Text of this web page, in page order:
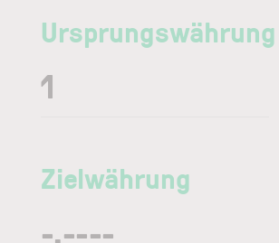
Ursprungswährung
Zielwährung